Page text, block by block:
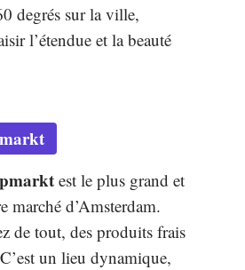
degrés sur la ville,
l’étendue et la beauté
est le plus grand et
marché d’Amsterdam.
de tout, des produits frais
un lieu dynamique,